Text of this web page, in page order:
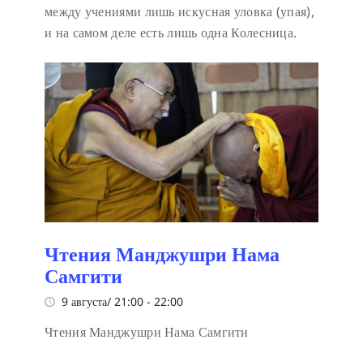
между учениями лишь искусная уловка (упая),
и на самом деле есть лишь одна Колесница.
Чтения Манджушри Нама
Самгити
9 августа/ 21:00 - 22:00
Чтения Манджушри Нама Самгити